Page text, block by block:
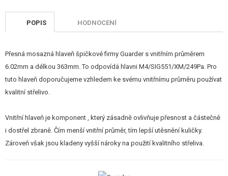
REKLAMNÍ PŘEDMĚTY
POPIS HODNOCENÍ
Přesná mosazná hlaveň špičkové firmy Guarder s vnitřním průměrem
6.02mm a délkou 363mm. To odpovídá hlavni M4/SIG551/XM/249Pa. Pro
tuto hlaveň doporučujeme vzhledem ke svému vnitřnímu průměru používat
kvalitní střelivo.
Vnitřní hlaveň je komponent , který zásadně ovlivňuje přesnost a částečně
i dostřel zbraně. Čím menší vnitřní průměr, tím lepší utěsnění kuličky.
Zároveň však jsou kladeny vyšší nároky na použití kvalitního střeliva.